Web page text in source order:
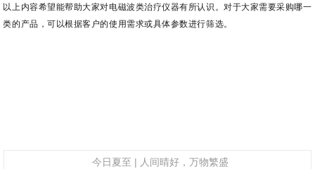
以上内容希望能帮助大家对电磁波类治疗仪器有所认识。对于大家需要采购哪一
类的产品，可以根据客户的使用需求或具体参数进行筛选。
今日夏至 | 人间晴好，万物繁盛